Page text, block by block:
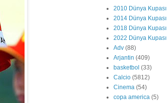
2010 Dünya Kupası
2014 Dünya Kupası
2018 Dünya Kupası
2022 Dünya Kupası
Adv (88)
Arjantin (409)
basketbol (33)
Calcio (5812)
Cinema (54)
copa america (5)